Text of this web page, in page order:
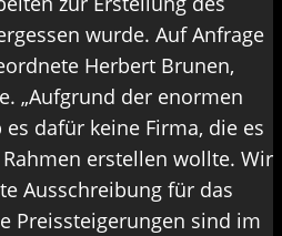
wurde. Auf Anfrage
Herbert Brunen,
„Aufgrund der enormen
dafür keine Firma, die es
erstellen wollte. Wir
Ausschreibung für das
Preissteigerungen sind im